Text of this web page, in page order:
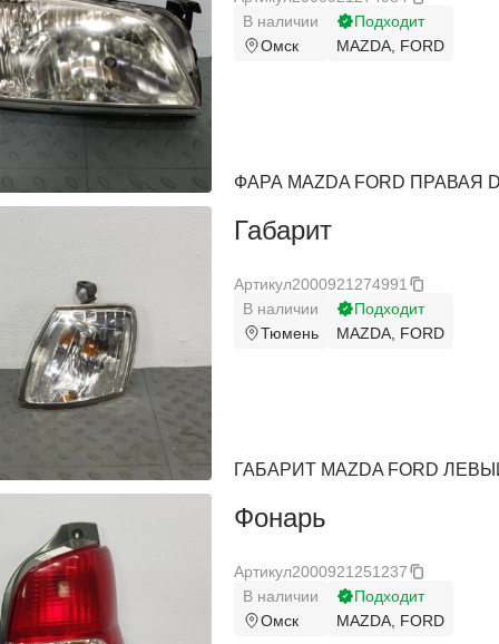
В наличии
Омск
Подходит
MAZDA, FORD
ФАРА MAZDA FORD ПРАВАЯ
Габарит
Артикул2000921274991
В наличии
Тюмень
Подходит
MAZDA, FORD
ГАБАРИТ MAZDA FORD
Фонарь
Артикул2000921251237
В наличии
Омск
Подходит
MAZDA, FORD
Pontiac
Porsche
Ram
Ravon
Renault
Saturn
Seat
Skoda
SsangYong
Subaru
Suzuki
Toyota
Pontiac
Porsche
Ram
Ravon
Renault
Saturn
Seat
Skoda
SsangYong
Subaru
Suzuki
Toyota